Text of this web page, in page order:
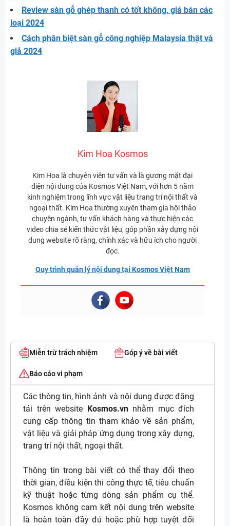
Review sàn gỗ ghép thanh có tốt không, giá bán các
loại 2024
Cách phân biệt sàn gỗ công nghiệp Malaysia thật và
giả 2024
Kim Hoa Kosmos
Kim Hoa là chuyên viên tư vấn và là gương mặt đại
diện nội dung của Kosmos Việt Nam, với hơn 5 năm
kinh nghiệm trong lĩnh vực vật liệu trang trí nội thất và
ngoại thất. Kim Hoa thường xuyên tham gia hội thảo
chuyên ngành, tư vấn khách hàng và thực hiện các
video chia sẻ kiến thức vật liệu, góp phần xây dựng nội
dung website rõ ràng, chính xác và hữu ích cho người
đọc.
Quy trình quản lý nội dung tại Kosmos Việt Nam
Miễn trừ trách nhiệm Góp ý về bài viết
Báo cáo vi phạm
Các thông tin, hình ảnh và nội dung được đăng
tải trên website Kosmos.vnnhằm mục đích
cung cấp thông tin tham khảo về sản phẩm,
vật liệu và giải pháp ứng dụng trong xây dựng,
trang trí nội thất, ngoại thất.
Thông tin trong bài viết có thể thay đổi theo
thời gian, điều kiện thi công thực tế, tiêu chuẩn
kỹ thuật hoặc từng dòng sản phẩm cụ thể.
Kosmos không cam kết nội dung trên website
là hoàn toàn đầy đủ hoặc phù hợp tuyệt đối